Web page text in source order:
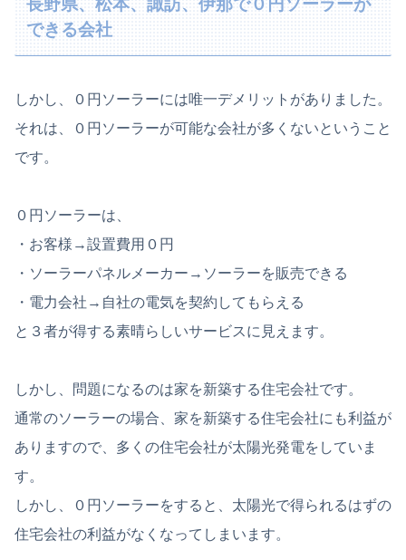
長野県、松本、諏訪、伊那で０円ソーラーが
できる会社
しかし、０円ソーラーには唯一デメリットがありました。
それは、０円ソーラーが可能な会社が多くないということ
です。
０円ソーラーは、
・お客様→設置費用０円
・ソーラーパネルメーカー→ソーラーを販売できる
・電力会社→自社の電気を契約してもらえる
と３者が得する素晴らしいサービスに見えます。
しかし、問題になるのは家を新築する住宅会社です。
通常のソーラーの場合、家を新築する住宅会社にも利益が
ありますので、多くの住宅会社が太陽光発電をしていま
す。
しかし、０円ソーラーをすると、太陽光で得られるはずの
住宅会社の利益がなくなってしまいます。